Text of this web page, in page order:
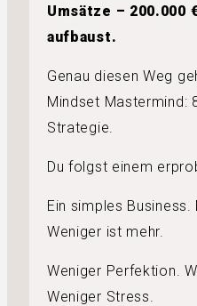
Umsätze – 200.000
aufbaust.
Genau diesen Weg
Mindset Mastermind:
Strategie.
Du folgst einem
Ein simples
Weniger ist mehr.
Weniger Perfektion.
Weniger Stress.